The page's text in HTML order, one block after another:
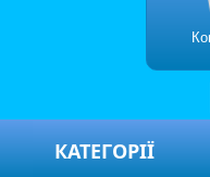
КАТЕГОРІЇ